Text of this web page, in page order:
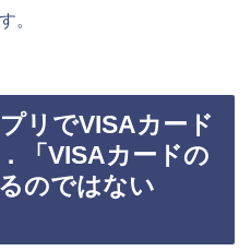
。
リでVISAカード
「VISAカードの
のではない